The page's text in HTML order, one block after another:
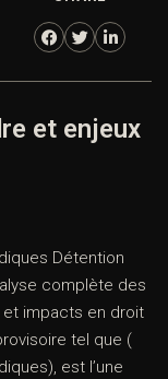
et enjeux
Détention
complète des
impacts en droit
tel que (
est l’une